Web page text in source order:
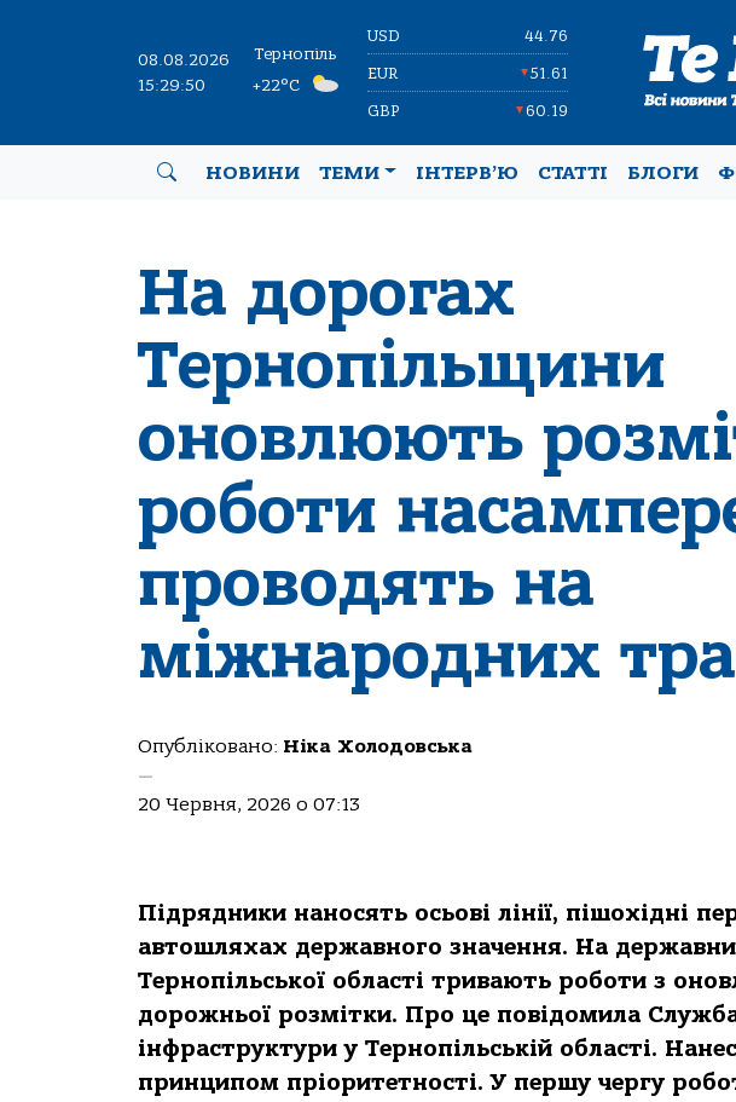
08.08.2026
15:29:51
Тернопіль
+22°C
USD 44.76
EUR ▼51.61
GBP ▼60.19
НОВИНИ ТЕМИ ІНТЕРВ’Ю СТАТТІ БЛОГИ
На дорогах
Тернопільщини
оновлюють
роботи
проводять на
міжнародних
Опубліковано: Ніка Холодовська
—
20 Червня, 2026 о 07:13
Підрядники наносять осьові лінії, пішохідні
автошляхах державного значення. На
Тернопільської області тривають роботи з
дорожньої розмітки. Про це повідомила
інфраструктури у Тернопільській області.
принципом пріоритетності. У першу чергу